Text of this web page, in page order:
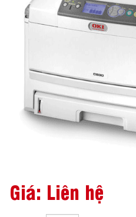
Giá: Liên hệ